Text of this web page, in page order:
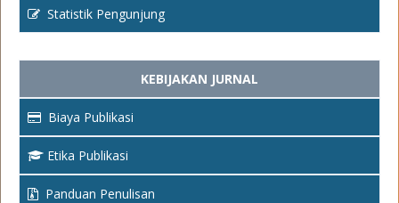
Statistik Pengunjung
KEBIJAKAN JURNAL
Biaya Publikasi
Etika Publikasi
Panduan Penulisan